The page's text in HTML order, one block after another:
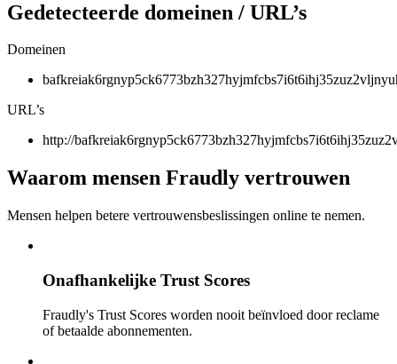
Gedetecteerde domeinen / URL’s
Domeinen
URL’s
http://
Waarom mensen Fraudly vertrouwen
Mensen helpen betere vertrouwensbeslissingen online te nemen.
Onafhankelijke Trust Scores
Fraudly's Trust Scores worden nooit beïnvloed door reclame
of betaalde abonnementen.